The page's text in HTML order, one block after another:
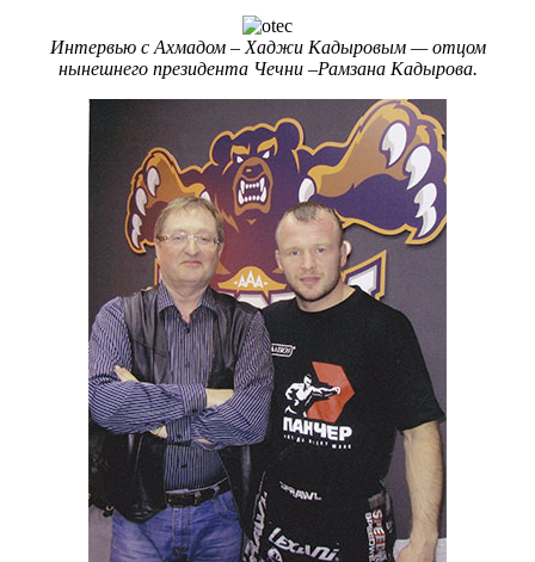
Интервью с Ахмадом – Хаджи Кадыровым — отцом
нынешнего президента Чечни –Рамзана Кадырова.